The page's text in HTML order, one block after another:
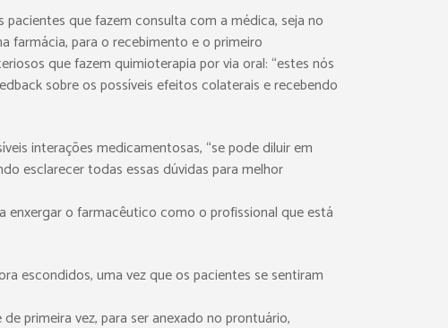
que fazem consulta com a médica, seja no
farmácia, para o recebimento e o primeiro
que fazem quimioterapia por via oral: “estes nós
sobre os possíveis efeitos colaterais e recebendo
interações medicamentosas, “se pode diluir em
esclarecer todas essas dúvidas para melhor
enxergar o farmacêutico como o profissional que está
escondidos, uma vez que os pacientes se sentiram
primeira vez, para ser anexado no prontuário,